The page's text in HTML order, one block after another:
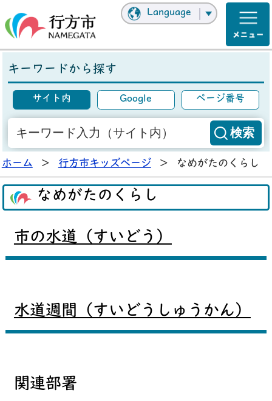
Language
キーワードから探す
サイト内 Google ページ番号
ホーム > 行方市キッズページ > なめがたのくらし
なめがたのくらし
市の水道（すいどう）
水道週間（すいどうしゅうかん）
関連部署